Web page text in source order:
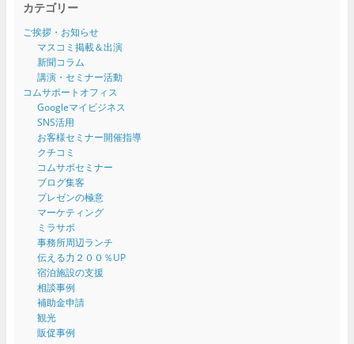
カテゴリー
ご挨拶・お知らせ
マスコミ掲載＆出演
新聞コラム
講演・セミナー活動
コムサポートオフィス
Googleマイビジネス
SNS活用
お客様セミナー開催指導
クチコミ
コムサポセミナー
ブログ集客
プレゼンの極意
マーケティング
ミラサポ
事務所周辺ランチ
伝える力２００％UP
宿泊施設の支援
相談事例
補助金申請
観光
販促事例